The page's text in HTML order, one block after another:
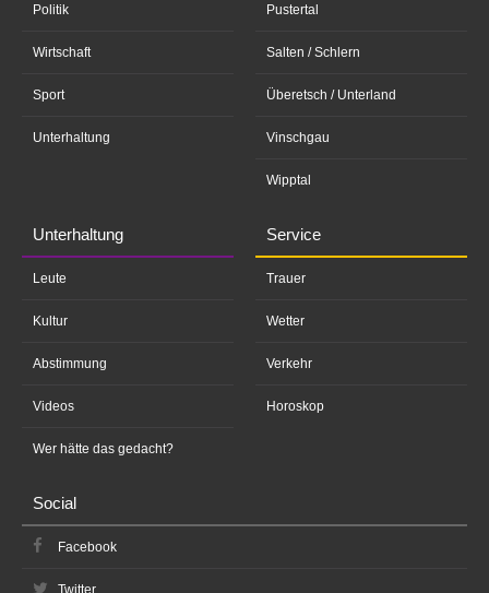
Politik
Wirtschaft
Sport
Unterhaltung
Pustertal
Salten / Schlern
Überetsch / Unterland
Vinschgau
Wipptal
Unterhaltung
Leute
Kultur
Abstimmung
Videos
Wer hätte das gedacht?
Service
Trauer
Wetter
Verkehr
Horoskop
Social
Facebook
Twitter